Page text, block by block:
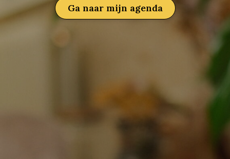
Ga naar mijn agenda